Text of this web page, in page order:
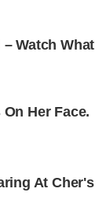
Watch What
Her Face.
At Cher's